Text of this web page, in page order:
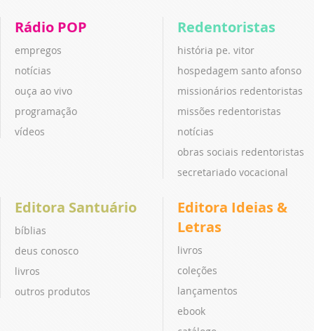
Rádio POP
empregos
notícias
ouça ao vivo
programação
vídeos
Redentoristas
história pe. vitor
hospedagem santo afonso
missionários redentoristas
missões redentoristas
notícias
obras sociais redentoristas
secretariado vocacional
Editora Santuário
bíblias
deus conosco
livros
outros produtos
Editora Ideias &
Letras
livros
coleções
lançamentos
ebook